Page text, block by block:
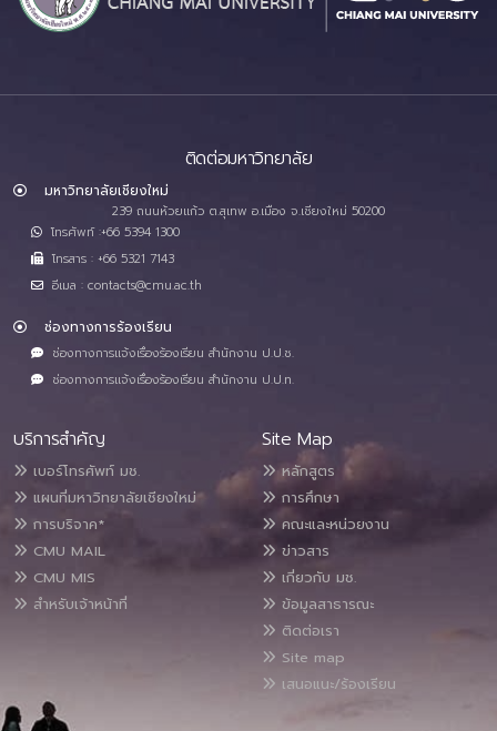
ติดต่อมหาวิทยาลัย
มหาวิทยาลัยเชียงใหม่
239 ถนนห้วยแก้ว ต.สุเทพ อ.เมือง จ.เชียงใหม่ 50200
โทรศัพท์ :+66 5394 1300
โทรสาร : +66 5321 7143
อีเมล : contacts@cmu.ac.th
ช่องทางการร้องเรียน
ช่องทางการแจ้งเรื่องร้องเรียน สำนักงาน ป.ป.ช.
ช่องทางการแจ้งเรื่องร้องเรียน สำนักงาน ป.ป.ท.
บริการสำคัญ
เบอร์โทรศัพท์ มช.
แผนที่มหาวิทยาลัยเชียงใหม่
การบริจาค*
CMU MAIL
CMU MIS
สำหรับเจ้าหน้าที่
Site Map
หลักสูตร
การศึกษา
คณะและหน่วยงาน
ข่าวสาร
เกี่ยวกับ มช.
ข้อมูลสาธารณะ
ติดต่อเรา
Site map
เสนอแนะ/ร้องเรียน